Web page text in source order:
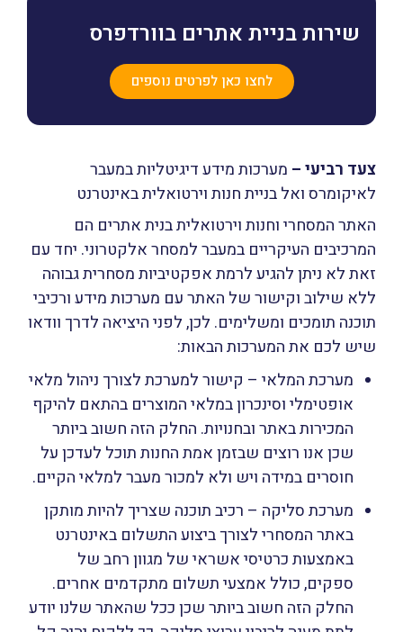
שירות בניית אתרים בוורדפרס
לחצו כאן לפרטים נוספים
צעד רביעי– מערכות מידע דיגיטליות במעבר
לאיקומרס ואל בניית חנות וירטואלית באינטרנט
האתר המסחרי וחנות וירטואלית בנית אתרים הם
המרכיבים העיקריים במעבר למסחר אלקטרוני. יחד עם
זאת לא ניתן להגיע לרמת אפקטיביות מסחרית גבוהה
ללא שילוב וקישור של האתר עם מערכות מידע ורכיבי
תוכנה תומכים ומשלימים. לכן, לפני היציאה לדרך וודאו
שיש לכם את המערכות הבאות:
מערכת המלאי – קישור למערכת לצורך ניהול מלאי
אופטימלי וסינכרון במלאי המוצרים בהתאם להיקף
המכירות באתר ובחנויות. החלק הזה חשוב ביותר
שכן אנו רוצים שבזמן אמת החנות תוכל לעדכן על
חוסרים במידה ויש ולא למכור מעבר למלאי הקיים.
מערכת סליקה – רכיב תוכנה שצריך להיות מותקן
באתר המסחרי לצורך ביצוע התשלום באינטרנט
באמצעות כרטיסי אשראי של מגוון רחב של
ספקים, כולל אמצעי תשלום מתקדמים אחרים.
החלק הזה חשוב ביותר שכן ככל שהאתר שלנו יודע